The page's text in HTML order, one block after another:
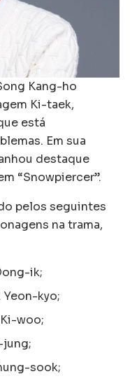
Kang-ho
Ki-taek,
está
Em sua
destaque
“Snowpiercer”.
pelos seguintes
na trama,
ik;
Yeon-kyo;
woo;
jung;
sook;